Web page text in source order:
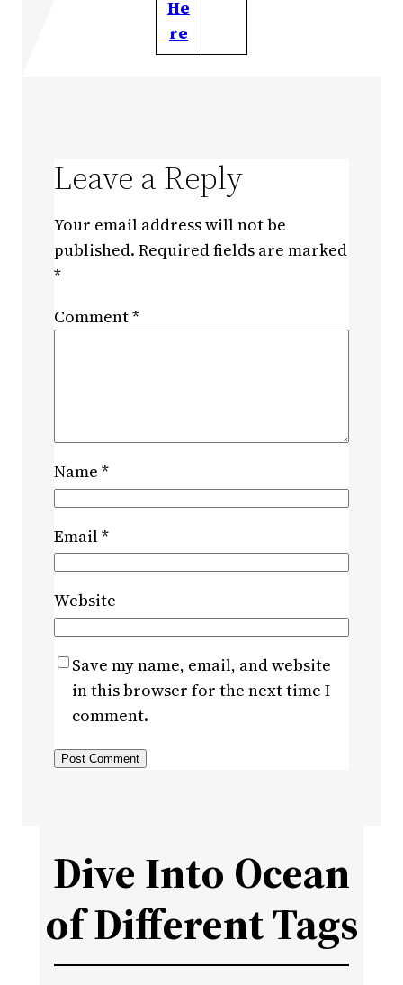
He
re
Leave a Reply
Your email address will not be
published. Required fields are marked
*
Comment*
Name *
Email*
Website
Save my name, email, and website
in this browser for the next time I
comment.
Dive Into Ocean
of Different Tags